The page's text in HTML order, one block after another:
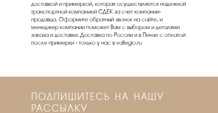
доставкой и примеркой, которая осуществляется надежной
транспортной компанией СДЕК за счет компании-
продавца. Оформите обратный звонок на сайте, и
менеджер компании поможет Вам с выбором и деталями
заказа и доставки. Доставка по России и в Пензе с оплатой
после примерки - только у нас в vallegio.ru
ПОДПИШИТЕСЬ НА НАШУ
РАССЫЛКУ